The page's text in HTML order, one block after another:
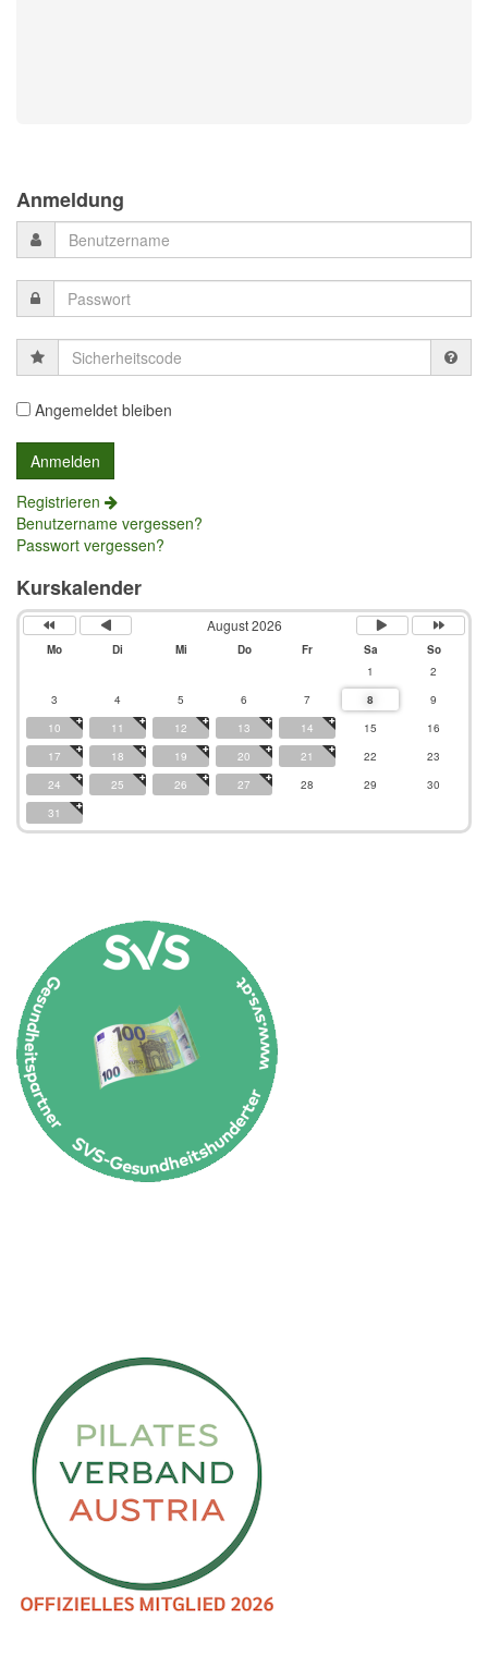
Anmeldung
Sicherheitscode
Angemeldet bleiben
Registrieren
Benutzername vergessen?
Passwort vergessen?
Kurskalender
August 2026
Mo Di Mi Do Fr Sa
So
1
2
3
4 5 6 7 8
9
10
11 12 13 14 15
16
17
18 19 20 21 22
23
24
25 26 27 28 29
30
31